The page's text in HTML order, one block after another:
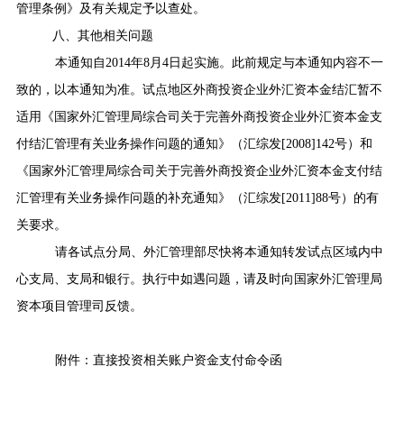
管理条例》及有关规定予以查处。
八、其他相关问题
本通知自 2014年8 月4 日起实施。此前规定与本通知内容不一
致的，以本通知为准。试点地区外商投资企业外汇资本金结汇暂不
适用《国家外汇管理局综合司关于完善外商投资企业外汇资本金支
付结汇管理有关业务操作问题的通知》（汇综发[2008]142号）和
《国家外汇管理局综合司关于完善外商投资企业外汇资本金支付结
汇管理有关业务操作问题的补充通知》（汇综发[2011]88号）的有
关要求。
请各试点分局、外汇管理部尽快将本通知转发试点区域内中
心支局、支局和银行。执行中如遇问题，请及时向国家外汇管理局
资本项目管理司反馈。
附件：直接投资相关账户资金支付命令函